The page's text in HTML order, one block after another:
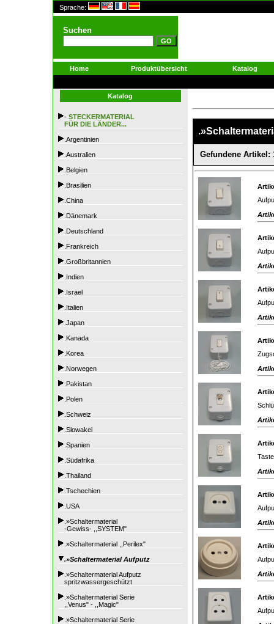
Sprache:
Suchen
Home Produktübersicht Katalog
Katalog
- STECKERMATERIAL
FÜR DIE LÄNDER...
.Argentinien
.Australien
.Belgien
.Brasilien
.China
.Dänemark
.Deutschland
.Frankreich
.Großbritannien
.Indien
.Israel
.Italien
.Japan
.Kanada
.Korea
.Norwegen
.Pakistan
.Polen
.Schweiz
.Slowakei
.Spanien
.Südafrika
.Thailand
.Tschechien
.USA
.»Schaltermaterial
-Gewiss- ,,SYSTEM"
.»Schaltermaterial ,,Perilex"
.»Schaltermaterial Aufputz
.»Schaltermaterial Aufputz
spritzwassergeschützt
.»Schaltermaterial Serie
,,Venus" - ,,Magic"
.»Schaltermaterial Serie
Gefundene Artikel: